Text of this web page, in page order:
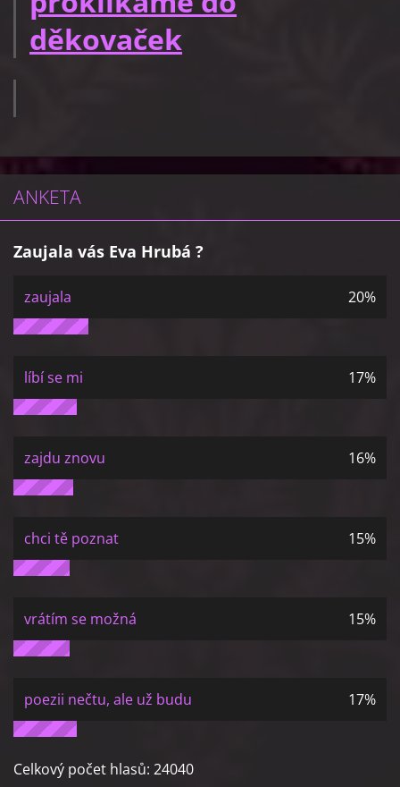
děkovaček
ANKETA
Zaujala vás Eva Hrubá ?
zaujala 20%
líbí se mi 17%
zajdu znovu 16%
chci tě poznat 15%
vrátím se možná 15%
poezii nečtu, ale už budu 17%
Celkový počet hlasů: 24040